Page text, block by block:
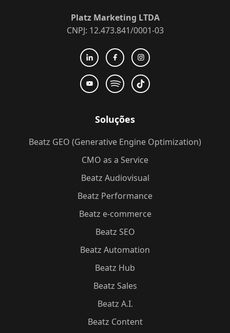
Platz Marketing LTDA
CNPJ: 12.473.841/0001-03
Soluções
Beatz GEO (Generative Engine Optimization)
CMO as a Service
Beatz Audiovisual
Beatz Performance
Beatz e-commerce
Beatz SEO
Beatz Automation
Beatz Hub
Beatz Sales
Beatz A.I.
Beatz Content